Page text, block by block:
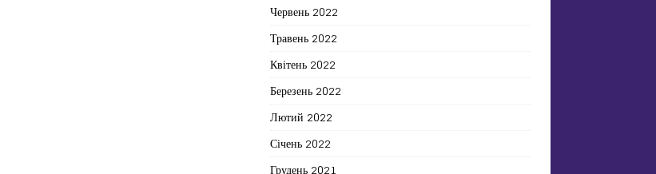
Червень 2022
Травень 2022
Квітень 2022
Березень 2022
Лютий 2022
Січень 2022
Грудень 2021